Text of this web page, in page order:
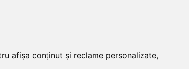
afișa conținut și reclame personalizate,